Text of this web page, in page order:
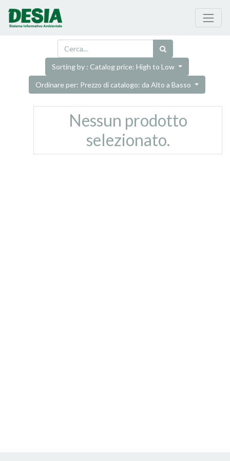
Sorting by : Catalog price: High to Low
Ordinare per: Prezzo di catalogo: da Alto a Basso
Nessun prodotto
selezionato.